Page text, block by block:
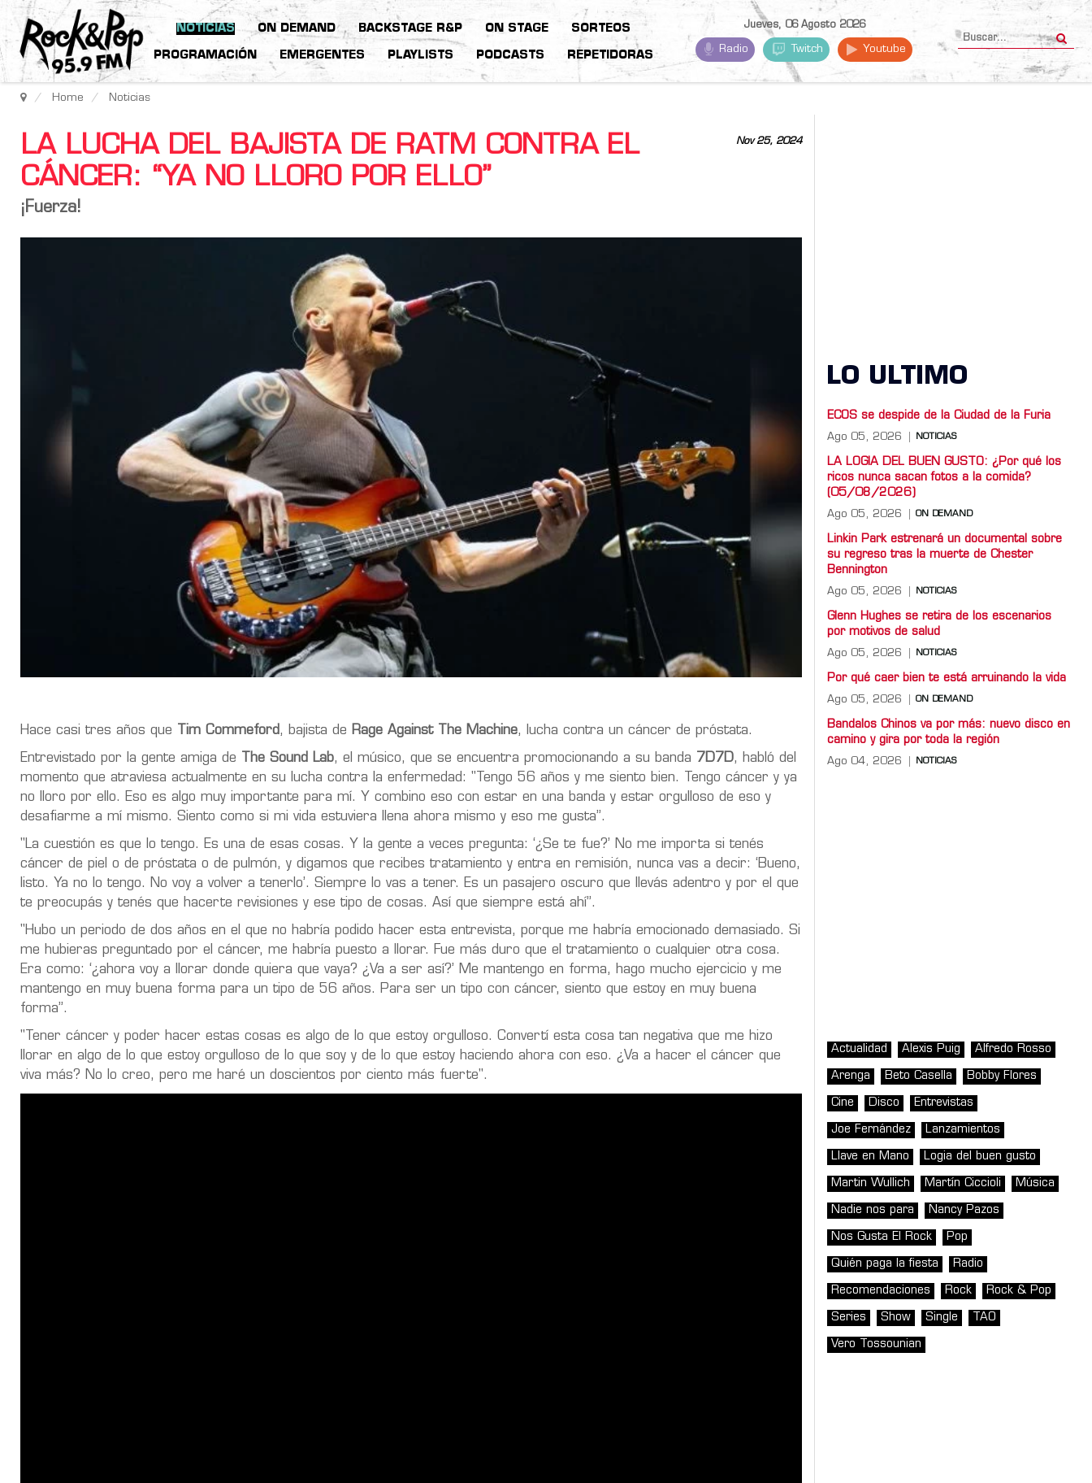
NOTICIAS ON DEMAND BACKSTAGE R&P ON STAGE SORTEOS
PROGRAMACIÓN EMERGENTES PLAYLISTS PODCASTS REPETIDORAS
Jueves, 06 Agosto 2026
Radio Twitch Youtube
Home Noticias
Nov 25, 2024
LA LUCHA DEL BAJISTA DE RATM CONTRA EL
CÁNCER: “YA NO LLORO POR ELLO”
¡Fuerza!
Hace casi tres años que Tim Commeford, bajista de Rage Against The Machine, lucha contra un cáncer de próstata.
Entrevistado por la gente amiga de The Sound Lab, el músico, que se encuentra promocionando a su banda 7D7D, habló del
momento que atraviesa actualmente en su lucha contra la enfermedad: "Tengo 56 años y me siento bien. Tengo cáncer y ya
no lloro por ello. Eso es algo muy importante para mí. Y combino eso con estar en una banda y estar orgulloso de eso y
desafiarme a mí mismo. Siento como si mi vida estuviera llena ahora mismo y eso me gusta”.
"La cuestión es que lo tengo. Es una de esas cosas. Y la gente a veces pregunta: ‘¿Se te fue?’ No me importa si tenés
cáncer de piel o de próstata o de pulmón, y digamos que recibes tratamiento y entra en remisión, nunca vas a decir: ‘Bueno,
listo. Ya no lo tengo. No voy a volver a tenerlo’. Siempre lo vas a tener. Es un pasajero oscuro que llevás adentro y por el que
te preocupás y tenés que hacerte revisiones y ese tipo de cosas. Así que siempre está ahí”.
"Hubo un periodo de dos años en el que no habría podido hacer esta entrevista, porque me habría emocionado demasiado. Si
me hubieras preguntado por el cáncer, me habría puesto a llorar. Fue más duro que el tratamiento o cualquier otra cosa.
Era como: ‘¿ahora voy a llorar donde quiera que vaya? ¿Va a ser así?’ Me mantengo en forma, hago mucho ejercicio y me
mantengo en muy buena forma para un tipo de 56 años. Para ser un tipo con cáncer, siento que estoy en muy buena
forma”.
"Tener cáncer y poder hacer estas cosas es algo de lo que estoy orgulloso. Convertí esta cosa tan negativa que me hizo
llorar en algo de lo que estoy orgulloso de lo que soy y de lo que estoy haciendo ahora con eso. ¿Va a hacer el cáncer que
viva más? No lo creo, pero me haré un doscientos por ciento más fuerte".
LO ULTIMO
ECOS se despide de la Ciudad de la Furia
Ago 05, 2026 NOTICIAS
LA LOGIA DEL BUEN GUSTO: ¿Por qué los
ricos nunca sacan fotos a la comida?
(05/08/2026)
Ago 05, 2026 ON DEMAND
Linkin Park estrenará un documental sobre
su regreso tras la muerte de Chester
Bennington
Ago 05, 2026 NOTICIAS
Glenn Hughes se retira de los escenarios
por motivos de salud
Ago 05, 2026 NOTICIAS
Por qué caer bien te está arruinando la vida
Ago 05, 2026 ON DEMAND
Bandalos Chinos va por más: nuevo disco en
camino y gira por toda la región
Ago 04, 2026 NOTICIAS
Actualidad Alexis Puig Alfredo Rosso
Arenga Beto Casella Bobby Flores
Cine Disco Entrevistas
Joe Fernández Lanzamientos
Llave en Mano Logia del buen gusto
Martin Wullich Martín Ciccioli Música
Nadie nos para Nancy Pazos
Nos Gusta El Rock Pop
Quién paga la fiesta Radio
Recomendaciones Rock Rock & Pop
Series Show Single TAO
Vero Tossounian